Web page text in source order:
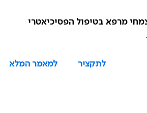
מרפא בטיפול הפסיכיאטרי
לתקציר
למאמר המלא